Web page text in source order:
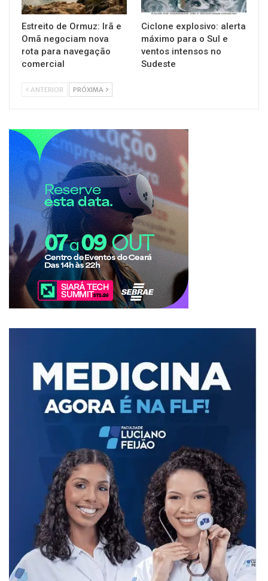
Estreito de Ormuz: Irã e
Omã negociam nova
rota para navegação
comercial
Ciclone explosivo: alerta
máximo para o Sul e
ventos intensos no
Sudeste
ANTERIOR PRÓXIMA